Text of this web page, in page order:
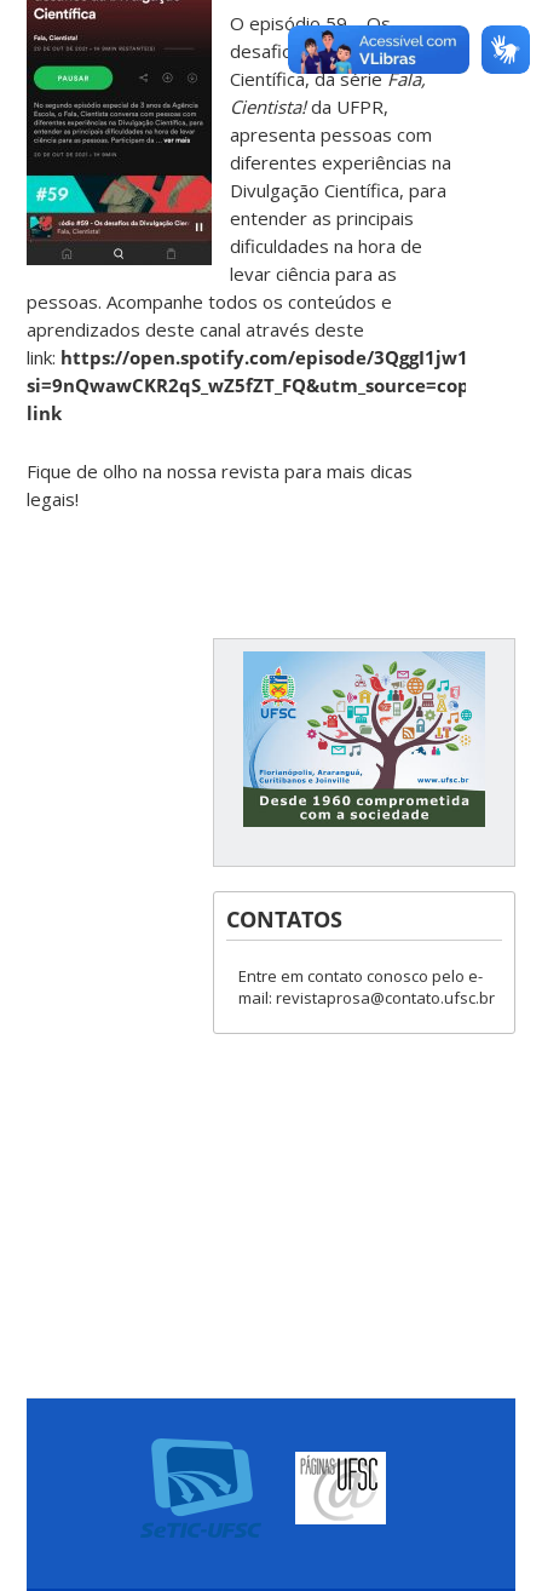
O episódio 59 – Os
desafios da Divulgação
Científica, da sérieFala,
Cientista!da UFPR,
apresenta pessoas com
diferentes experiências na
Divulgação Científica, para
entender as principais
dificuldades na hora de
levar ciência para as
pessoas. Acompanhe todos os conteúdos e
aprendizados deste canal através deste
link: https://open.spotify.com/episode/
si=9nQwawCKR2qS_wZ5fZT_FQ&utm_source=copy-
link
Fique de olho na nossa revista para mais dicas
legais!
CONTATOS
Entre em contato conosco pelo e-
mail: revistaprosa@contato.ufsc.br